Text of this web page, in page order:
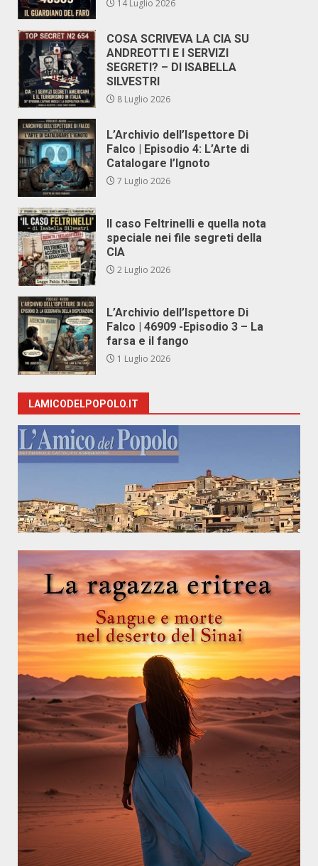
14 Luglio 2026
COSA SCRIVEVA LA CIA SU
ANDREOTTI E I SERVIZI
SEGRETI? – DI ISABELLA
SILVESTRI
8 Luglio 2026
L’Archivio dell’Ispettore Di
Falco | Episodio 4: L’Arte di
Catalogare l’Ignoto
7 Luglio 2026
Il caso Feltrinelli e quella nota
speciale nei file segreti della
CIA
2 Luglio 2026
L’Archivio dell’Ispettore Di
Falco | 46909 -Episodio 3 – La
farsa e il fango
1 Luglio 2026
LAMICODELPOPOLO.IT